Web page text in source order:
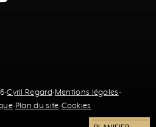
·Cyril Regard·Mentions légales ·
·Plan du site·Cookies